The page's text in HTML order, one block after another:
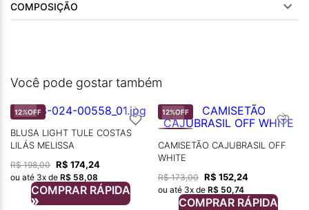
COMPOSIÇÃO
Você pode gostar também
12%OFF
BLUSA LIGHT TULE COSTAS
LILÁS MELISSA
R$ 198,00 R$ 174,24
ou até 3x de R$ 58,08
COMPRAR RÁPIDA
12%OFF
CAMISETÃO CAJUBRASIL OFF
WHITE
R$ 173,00 R$ 152,24
ou até 3x de R$ 50,74
COMPRAR RÁPIDA